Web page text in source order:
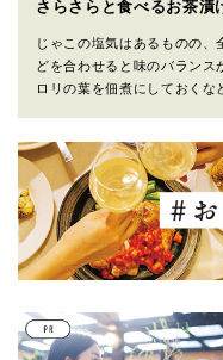
さらさらと食べるお茶漬
じゃこの塩気はあるものの
どを合わせると味のバランス
ロリの葉を佃煮にしておくな